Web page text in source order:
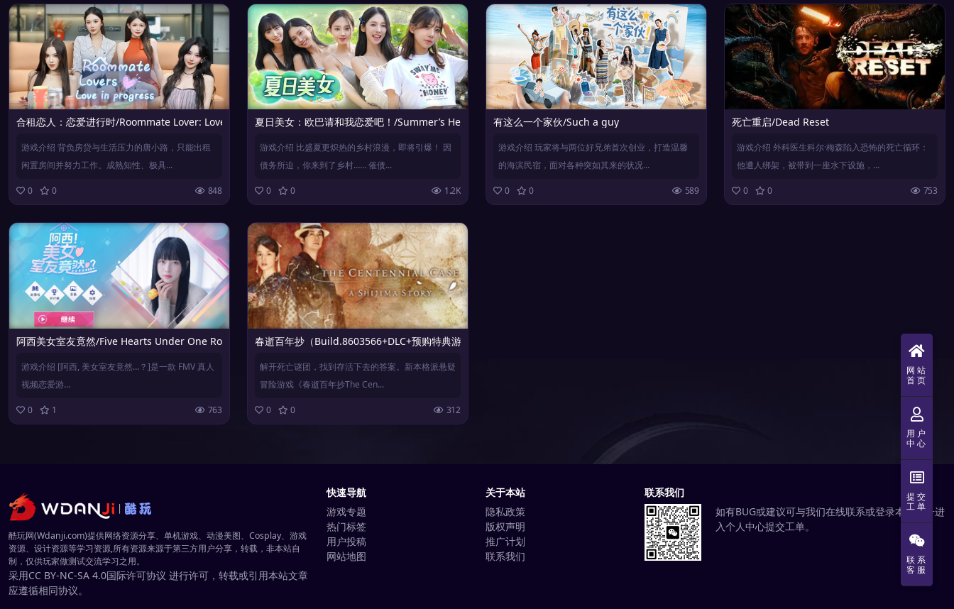
合租恋人：恋爱进行时/Roommate Lover: Love in Progress
游戏介绍 背负房贷与生活压力的唐小路，只能出租
闲置房间并努力工作。成熟知性、极具...
0 0 848
夏日美女：欧巴请和我恋爱吧！/Summer’s Heartbeat
游戏介绍 比盛夏更炽热的乡村浪漫，即将引爆！ 因
债务所迫，你来到了乡村…… 催债...
0 0 1.2K
有这么一个家伙/Such a guy
游戏介绍 玩家将与两位好兄弟首次创业，打造温馨
的海滨民宿，面对各种突如其来的状况...
0 0 589
死亡重启/Dead Reset
游戏介绍 外科医生科尔·梅森陷入恐怖的死亡循环：
他遭人绑架，被带到一座水下设施，...
0 0 753
阿西美女室友竟然/Five Hearts Under One Roof（已更新至V250323豪华版）
游戏介绍 [阿西, 美女室友竟然…？]是一款 FMV 真人
视频恋爱游...
0 1 763
春逝百年抄（Build.8603566+DLC+预购特典游戏）
解开死亡谜团，找到存活下去的答案。新本格派悬疑
冒险游戏《春逝百年抄The Cen...
0 0 312
酷玩网(Wdanji.com)提供网络资源分享、单机游戏、动漫美图、Cosplay、游戏
资源、设计资源等学习资源,所有资源来源于第三方用户分享，转载，非本站自
制，仅供玩家做测试交流学习之用。
采用CC BY-NC-SA 4.0国际许可协议 进行许可，转载或引用本站文章
应遵循相同协议。
快速导航
游戏专题
热门标签
用户投稿
网站地图
关于本站
隐私政策
版权声明
推广计划
联系我们
联系我们
如有BUG或建议可与我们在线联系或登录本站账号进
入个人中心提交工单。
网站
首页
用户
中心
提交
工单
联系
客服